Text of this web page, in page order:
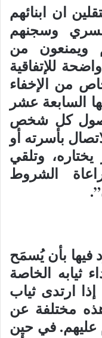
ان ابنائهم
وسجنهم
ويمنعون من
للإتفاقية
من الإخفاء
السابعة عشر
كل شخص
بأسرته أو
وتلقي
الشروط
115 فقد ورد فيها بأن يُسمَح
ثيابه الخاصة
ارتدى ثياب
مختلفة عن
عليهم. في حين